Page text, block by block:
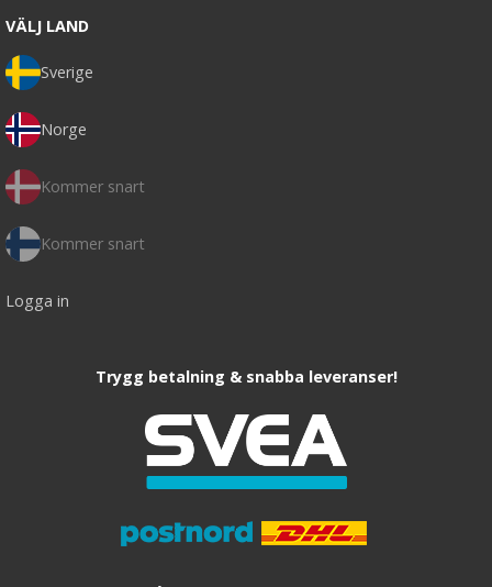
VÄLJ LAND
Sverige
Norge
Kommer snart
Kommer snart
Logga in
Trygg betalning & snabba leveranser!